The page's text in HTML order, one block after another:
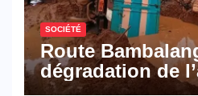
SOCIÉTÉ
Route
dégradation de
les activités